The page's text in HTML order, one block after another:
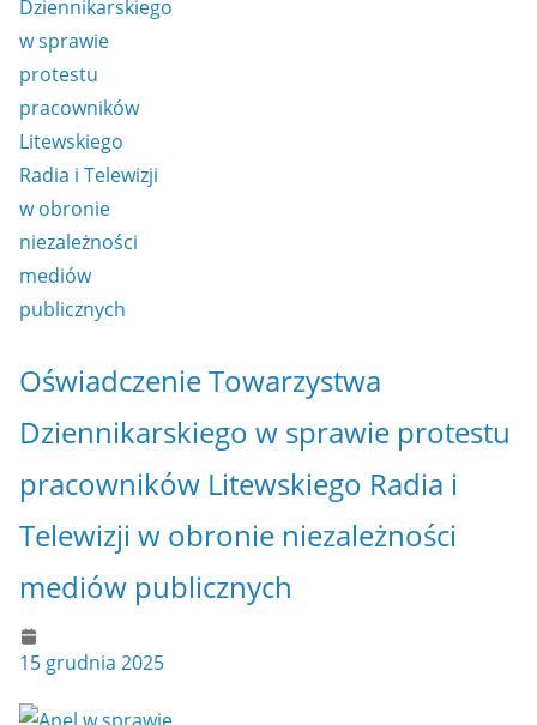
Oświadczenie Towarzystwa
Dziennikarskiego w sprawie protestu
pracowników Litewskiego Radia i
Telewizji w obronie niezależności
mediów publicznych
15 grudnia 2025